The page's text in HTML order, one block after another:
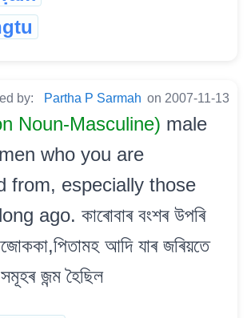
by: Partha P Sarmah on 2007-11-13
Noun-Masculine) male
who you are
from, especially those
ago. কাৰোবাৰ বংশৰ উপৰি
আদি যাৰ জৰিয়তে
জন্ম হৈছিল